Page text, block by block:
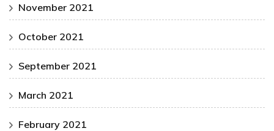
November 2021
October 2021
September 2021
March 2021
February 2021